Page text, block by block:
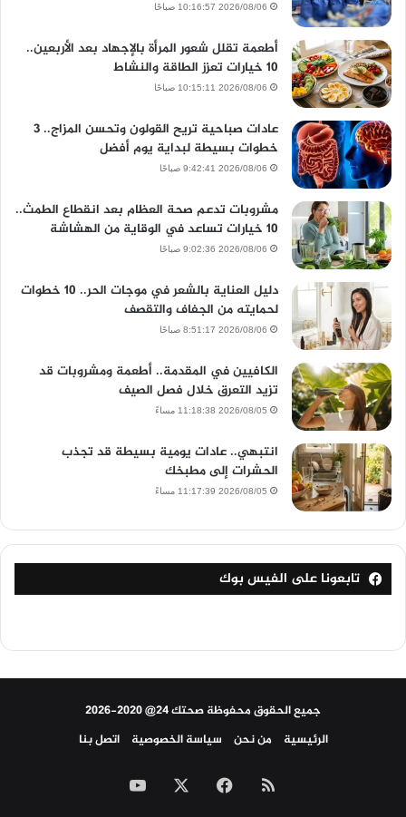
2026/08/06 10:16:57 صباحًا
أطعمة تقلل شعور المرأة بالإجهاد بعد الأربعين..
10 خيارات تعزز الطاقة والنشاط
2026/08/06 10:15:11 صباحًا
عادات صباحية تريح القولون وتحسن المزاج.. 3
خطوات بسيطة لبداية يوم أفضل
2026/08/06 9:42:41 صباحًا
مشروبات تدعم صحة العظام بعد انقطاع الطمث..
10 خيارات تساعد في الوقاية من الهشاشة
2026/08/06 9:02:36 صباحًا
دليل العناية بالشعر في موجات الحر.. 10 خطوات
لحمايته من الجفاف والتقصف
2026/08/06 8:51:17 صباحًا
الكافيين في المقدمة.. أطعمة ومشروبات قد
تزيد التعرق خلال فصل الصيف
2026/08/05 11:18:38 مساءً
انتبهي.. عادات يومية بسيطة قد تجذب
الحشرات إلى مطبخك
2026/08/05 11:17:39 مساءً
تابعونا على الفيس بوك
جميع الحقوق محفوظة صحتك 24@ 2020-2026
الرئيسية
من نحن سياسة الخصوصية اتصل بنا
ملخصفيسبوك ‫YouTube